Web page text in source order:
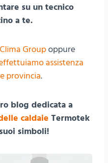
su un tecnico
a te.
Groupoppure
assistenza
provincia.
blog dedicata a
caldaie Termotek
simboli!